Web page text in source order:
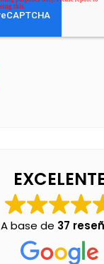
A base de 37